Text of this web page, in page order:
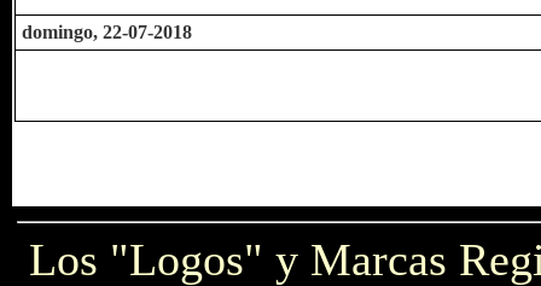
domingo, 22-07-2018
Los "Logos" y Marcas